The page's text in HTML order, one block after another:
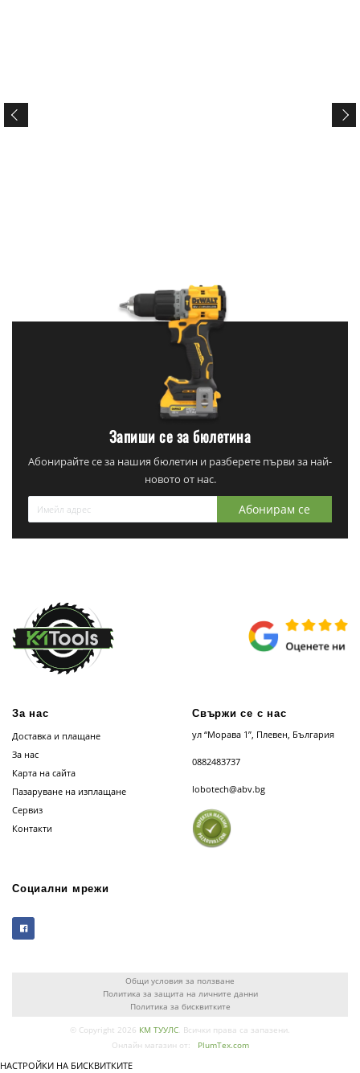
Запиши се за бюлетина
Абонирайте се за нашия бюлетин и разберете първи за най-
новото от нас.
Абонирам се
За нас
Доставка и плащане
За нас
Карта на сайта
Пазаруване на изплащане
Сервиз
Контакти
Свържи се с нас
ул “Морава 1”, Плевен, България
0882483737
lobotech@abv.bg
Социални мрежи
Общи условия за ползване
Политика за защита на личните данни
Политика за бисквитките
© Copyright 2026 КМ ТУУЛС. Всички права са запазени.
Онлайн магазин от:
PlumTex.com
НАСТРОЙКИ НА БИСКВИТКИТЕ